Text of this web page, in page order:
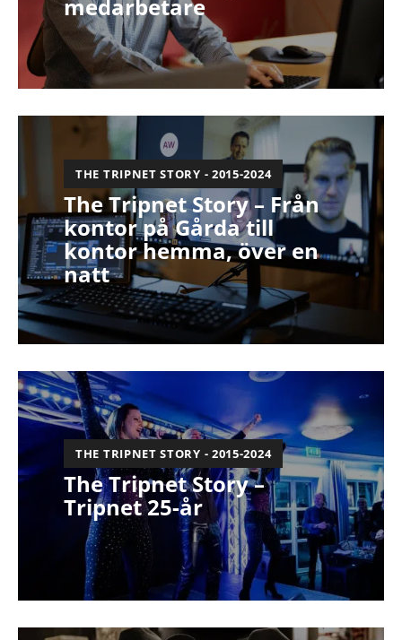
medarbetare
THE TRIPNET STORY - 2015-2024
The Tripnet Story – Från
kontor på Gårda till
kontor hemma, över en
natt
THE TRIPNET STORY - 2015-2024
The Tripnet Story –
Tripnet 25-år